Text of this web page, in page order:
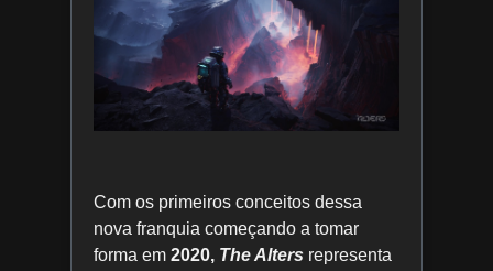
Com os primeiros conceitos dessa
nova franquia começando a tomar
forma em 2020, The Alters representa